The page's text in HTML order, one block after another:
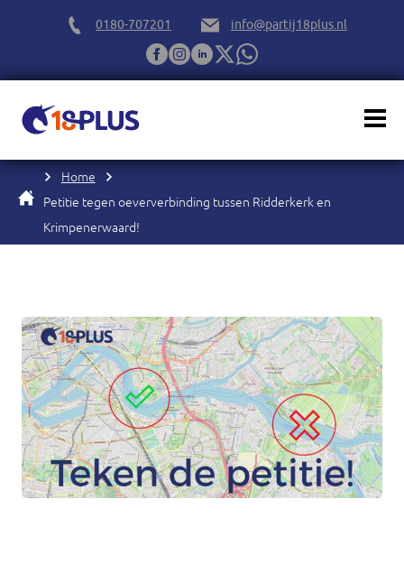
0180-707201 info@partij18plus.nl
Home
Petitie tegen oeververbinding tussen Ridderkerk en
Krimpenerwaard!